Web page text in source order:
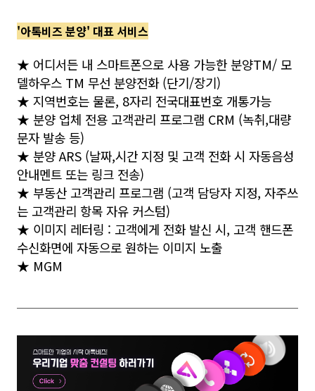
'아톡비즈 분양' 대표 서비스
★ 어디서든 내 스마트폰으로 사용 가능한 분양TM/ 모
델하우스 TM 무선 분양전화 (단기/장기)
★ 지역번호는 물론, 8자리 전국대표번호 개통가능
★ 분양 업체 전용 고객관리 프로그램 CRM (녹취,대량
문자 발송 등)
★ 분양 ARS (날짜,시간 지정 및 고객 전화 시 자동음성
안내멘트 또는 링크 전송)
★ 부동산 고객관리 프로그램 (고객 담당자 지정, 자주쓰
는 고객관리 항목 자유 커스텀)
★ 이미지 레터링 : 고객에게 전화 발신 시, 고객 핸드폰
수신화면에 자동으로 원하는 이미지 노출
★ MGM